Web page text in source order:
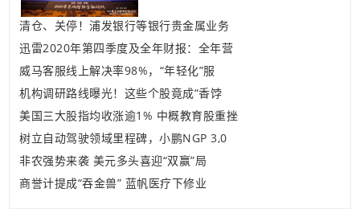
清仓、关停！浦发银行等银行贵金属业务
迅雷2020年第四季度及全年财报：全年营
威马客服线上解决率98%，“年轻化”服
机构调研路线曝光！这些个股竟成“香饽
美国三大股指均收涨逾1% 中概教育股重挫
树立自动驾驶领域里程碑，小鹏NGP 3,0
非农强势来袭 美元多头喜迎“双赢”局
商誉计提成“吞金兽” 蓝帆医疗下修业